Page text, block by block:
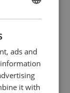
ads and
it with